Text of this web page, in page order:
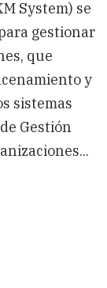
System) se
gestionar
que
y
sistemas
Gestión